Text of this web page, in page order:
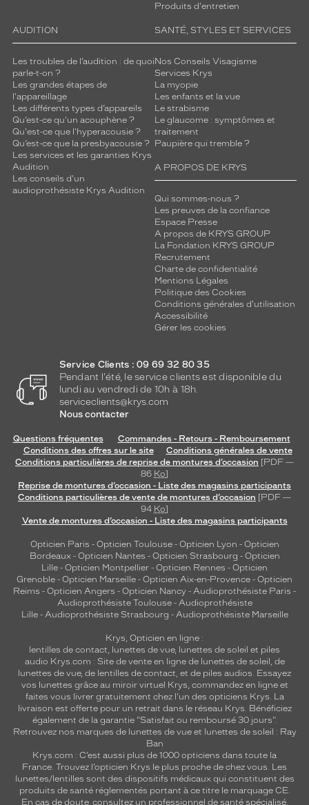
Produits d'entretien
AUDITION
Les troubles de l’audition : de quoi
parle-t-on ?
Les grandes étapes de
l'appareillage
Les différents types d’appareils
Qu’est-ce qu'un acouphène ?
Qu'est-ce que l'hyperacousie ?
Qu’est-ce que la presbyacousie ?
Les services et les garanties Krys
Audition
Les conseils d'un
audioprothésiste Krys Audition
SANTÉ, STYLES ET SERVICES
Nos Conseils Visagisme
Services Krys
La myopie
Les enfants et la vue
Le strabisme
Le glaucome : symptômes et
traitement
Paupière qui tremble ?
A PROPOS DE KRYS
Qui sommes-nous ?
Les preuves de la confiance
Espace Presse
A propos de KRYS GROUP
La Fondation KRYS GROUP
Recrutement
Charte de confidentialité
Mentions Légales
Politique des Cookies
Conditions générales d'utilisation
Accessibilité
Gérer les cookies
Service Clients : 09 69 32 80 35
Pendant l'été, le service clients est disponible du
lundi au vendredi de 10h à 18h.
serviceclients@krys.com
Nous contacter
Questions fréquentes
Commandes - Retours - Remboursement
Conditions des offres sur le site
Conditions générales de vente
Conditions particulières de reprise de montures d’occasion [PDF —
86 Ko]
Reprise de montures d’occasion - Liste des magasins participants
Conditions particulières de vente de montures d’occasion [PDF —
94 Ko]
Vente de montures d’occasion - Liste des magasins participants
Opticien Paris - Opticien Toulouse- Opticien Lyon - Opticien
Bordeaux- Opticien Nantes - Opticien Strasbourg - Opticien
Lille - Opticien Montpellier - Opticien Rennes - Opticien
Grenoble - Opticien Marseille - Opticien Aix-en-Provence - Opticien
Reims - Opticien Angers - Opticien Nancy - Audioprothésiste Paris -
Audioprothésiste Toulouse- Audioprothésiste
Lille- Audioprothésiste Strasbourg - Audioprothésiste Marseille
Krys, Opticien en ligne :
lentilles de contact, lunettes de vue, lunettes de soleil et piles
audio Krys.com : Site de vente en ligne de lunettes de soleil, de
lunettes de vue, de lentilles de contact, et de piles audios. Essayez
vos lunettes grâce au miroir virtuel Krys, commandez en ligne et
faites vous livrer gratuitement chez l'un des opticiens Krys. La
livraison est offerte pour un retrait dans le réseau Krys. Bénéficiez
également de la garantie "Satisfait ou remboursé 30 jours".
Retrouvez nos marques de lunettes de vue et lunettes de soleil : Ray
Ban
Krys.com : C’est aussi plus de 1000 opticiens dans toute la
France. Trouvez l’opticien Krys le plus proche de chez vous. Les
lunettes/lentilles sont des dispositifs médicaux qui constituent des
produits de santé réglementés portant à ce titre le marquage CE.
En cas de doute, consultez un professionnel de santé spécialisé.